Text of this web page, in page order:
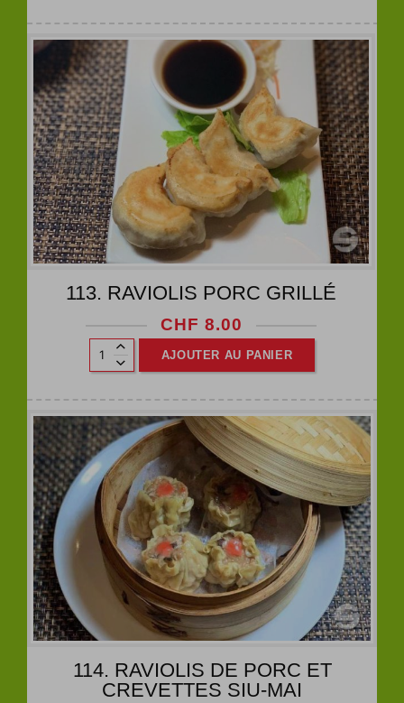
113. RAVIOLIS PORC GRILLÉ
CHF 8.00
AJOUTER AU PANIER
114. RAVIOLIS DE PORC ET
CREVETTES SIU-MAI